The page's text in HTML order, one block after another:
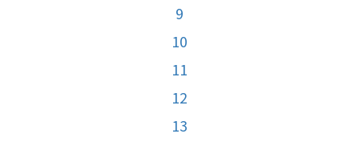
9
10
11
12
13